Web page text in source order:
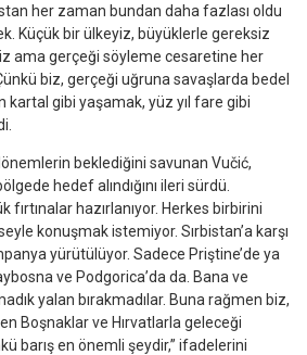
her zaman bundan daha fazlası oldu
Küçük bir ülkeyiz, büyüklerle gereksiz
ama gerçeği söyleme cesaretine her
biz, gerçeği uğruna savaşlarda bedel
kartal gibi yaşamak, yüz yıl fare gibi
beklediğini savunan Vučić,
hedef alındığını ileri sürdü.
fırtınalar hazırlanıyor. Herkes birbirini
konuşmak istemiyor. Sırbistan’a karşı
yürütülüyor. Sadece Priştine’de ya
ve Podgorica’da da. Bana ve
yalan bırakmadılar. Buna rağmen biz,
Boşnaklar ve Hırvatlarla geleceği
barış en önemli şeydir,” ifadelerini